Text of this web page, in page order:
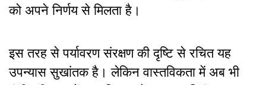
को अपने निर्णय से मिलता है।
इस तरह से पर्यावरण संरक्षण की दृष्टि से रचित यह
उपन्यास सुखांतक है। लेकिन वास्तविकता में अब भी